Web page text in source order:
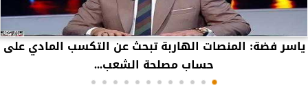
ياسر فضة: المنصات الهاربة تبحث عن التكسب المادي على
حساب مصلحة الشعب...